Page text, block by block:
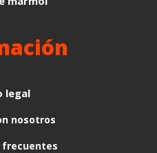
legal
nosotros
frecuentes